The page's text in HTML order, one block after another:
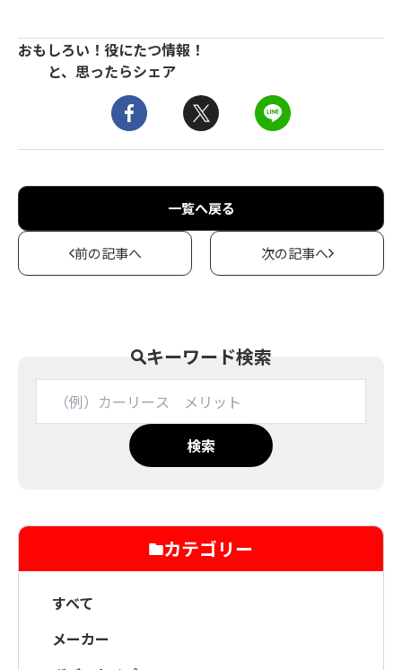
おもしろい！役にたつ情報！
と、思ったらシェア
一覧へ戻る
前の記事へ 次の記事へ
キーワード検索
検索
カテゴリー
すべて
メーカー